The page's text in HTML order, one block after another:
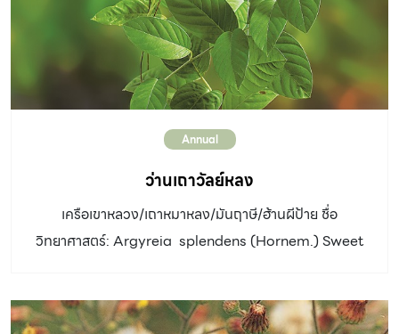
ไม่มีสี ส่วนอับสปอร์จมอยู่ใต้น้ำ แสงแดด: ครึ่งวันถึงเต็มวัน
ขยายพันธุ์: แยกกลุ่มใบไปปลูก การใช้งานและอื่นๆ: เป็นเฟินน้ำ
สกุลเดียวของวงศ์นี้ ในไทยพบได้ทั่วทุกภาค ใช้เป็นอาหารปลา
นิยมนำมาทำปุ๋ยเพื่อเพิ่มธาตุไนโตรเจนในนาข้าว
Annual
ว่านเถาวัลย์หลง
เครือเขาหลวง/เถาหมาหลง/มันฤาษี/ฮ้านผีป้าย ชื่อ
วิทยาศาสตร์: Argyreia splendens (Hornem.) Sweet
ใบ: ใบเดี่ยว เรียงสลับ รูปรี ปลายใบแหลม โคนใบมน ใต้ใบมีขน
สีขาวปกคลุม ดอก: ช่อดอกออกจากซอกใบเป็นกระจุก มี 4-6